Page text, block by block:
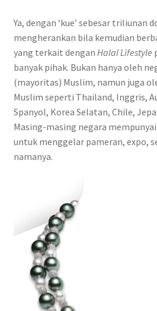
Ya, dengan ‘kue’ sebesar triliunan
mengherankan bila kemudian
yang terkait dengan Halal Lifestyle
banyak pihak. Bukan hanya oleh
(mayoritas) Muslim, namun juga
Muslim seperti Thailand, Inggris,
Spanyol, Korea Selatan, Chile,
Masing-masing negara
untuk menggelar pameran, expo,
namanya.